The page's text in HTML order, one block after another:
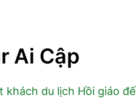
Ai Cập
khách du lịch Hồi giáo